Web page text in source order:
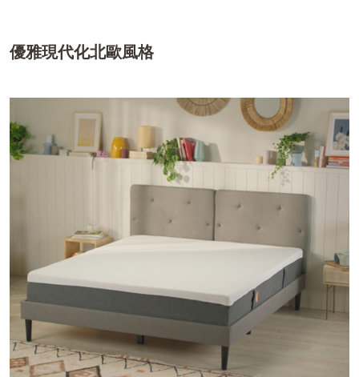
優雅現代化北歐風格